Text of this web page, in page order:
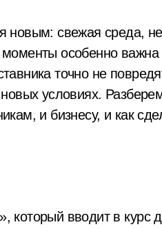
новым: свежая среда,
особенно
точно не
условиях.
и бизнесу, и как
который вводит в курс